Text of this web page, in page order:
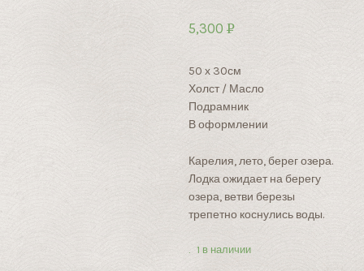
пользователей
5,300Р
50 х 30см
Холст / Масло
Подрамник
В оформлении
Карелия, лето, берег озера.
Лодка ожидает на берегу
озера, ветви березы
трепетно коснулись воды.
1 в наличии